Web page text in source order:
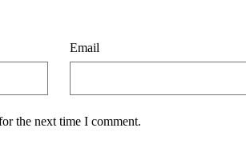
Email
the next time I comment.